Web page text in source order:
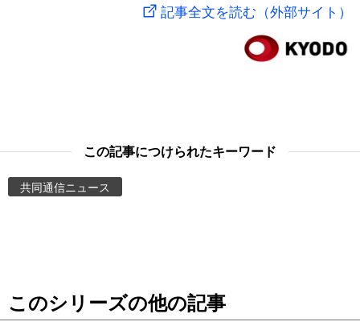
東京
記事全文を読む（外部サイト）
この記事につけられたキーワード
共同通信ニュース
このシリーズの他の記事